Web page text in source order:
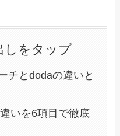
しをタップ
チとdodaの違いと
いを6項目で徹底